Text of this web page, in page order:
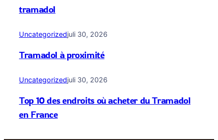
tramadol
Uncategorizedjuli 30, 2026
Tramadol à proximité
Uncategorizedjuli 30, 2026
Top 10 des endroits où acheter du Tramadol
en France